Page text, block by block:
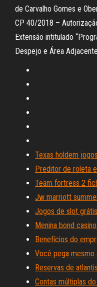
de Carvalho Gomes e
CP 40/2018 –
Extensão intitulado
Despejo e Área
Texas holdem
Preditor de roleta
Team fortress 2
Jw marriott
Jogos de slot
Menina bond
Benefícios do
Você pega
Reservas de
Contas múltiplas